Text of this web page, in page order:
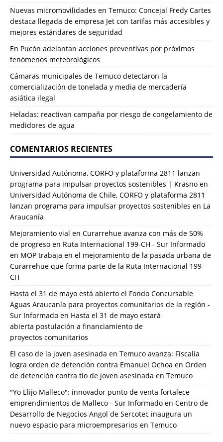
Nuevas micromovilidades en Temuco: Concejal Fredy Cartes
destaca llegada de empresa Jet con tarifas más accesibles y
mejores estándares de seguridad
En Pucón adelantan acciones preventivas por próximos
fenómenos meteorológicos
Cámaras municipales de Temuco detectaron la
comercialización de tonelada y media de mercadería
asiática ilegal
Heladas: reactivan campaña por riesgo de congelamiento de
medidores de agua
COMENTARIOS RECIENTES
Universidad Autónoma, CORFO y plataforma 2811 lanzan
programa para impulsar proyectos sostenibles | Krasno en
Universidad Autónoma de Chile, CORFO y plataforma 2811
lanzan programa para impulsar proyectos sostenibles en La
Araucanía
Mejoramiento vial en Curarrehue avanza con más de 50%
de progreso en Ruta Internacional 199-CH - Sur Informado
en MOP trabaja en el mejoramiento de la pasada urbana de
Curarrehue que forma parte de la Ruta Internacional 199-
CH
Hasta el 31 de mayo está abierto el Fondo Concursable
Aguas Araucanía para proyectos comunitarios de la región -
Sur Informado en Hasta el 31 de mayo estará
abierta postulación a financiamiento de
proyectos comunitarios
El caso de la joven asesinada en Temuco avanza: Fiscalía
logra orden de detención contra Emanuel Ochoa en Orden
de detención contra tío de joven asesinada en Temuco
"Yo Elijo Malleco": innovador punto de venta fortalece
emprendimientos de Malleco - Sur Informado en Centro de
Desarrollo de Negocios Angol de Sercotec inaugura un
nuevo espacio para microempresarios en Temuco